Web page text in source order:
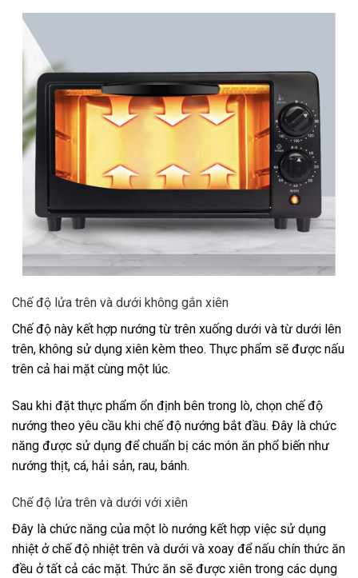
Chế độ lửa trên và dưới không gắn xiên
Chế độ này kết hợp nướng từ trên xuống dưới và từ dưới lên
trên, không sử dụng xiên kèm theo. Thực phẩm sẽ được nấu
trên cả hai mặt cùng một lúc.
Sau khi đặt thực phẩm ổn định bên trong lò, chọn chế độ
nướng theo yêu cầu khi chế độ nướng bắt đầu. Đây là chức
năng được sử dụng để chuẩn bị các món ăn phổ biến như
nướng thịt, cá, hải sản, rau, bánh.
Chế độ lửa trên và dưới với xiên
Đây là chức năng của một lò nướng kết hợp việc sử dụng
nhiệt ở chế độ nhiệt trên và dưới và xoay để nấu chín thức ăn
đều ở tất cả các mặt. Thức ăn sẽ được xiên trong các dụng